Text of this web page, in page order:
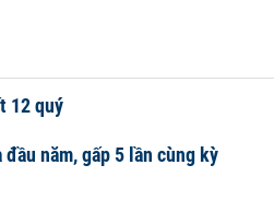
12 quý
năm, gấp 5 lần cùng kỳ